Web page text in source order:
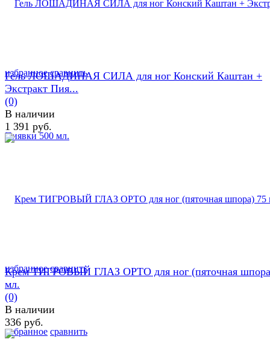
избранное сравнить
избранное сравнить
Гель ЛОШАДИНАЯ СИЛА для ног Конский Каштан +
Экстракт Пия...
(0)
В наличии
1 391 руб.
избранное сравнить
Крем ТИГРОВЫЙ ГЛАЗ ОРТО для ног (пяточная
мл.
(0)
В наличии
336 руб.